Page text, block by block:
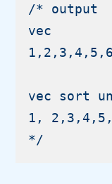
/* output
vec
vec sort
1,